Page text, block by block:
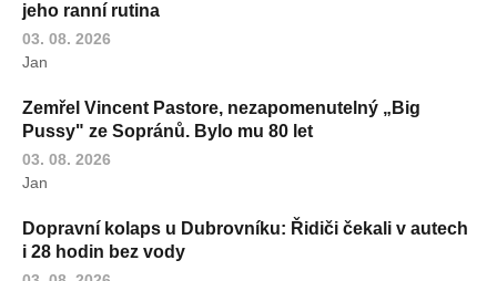
jeho ranní rutina
03. 08. 2026
Jan
Zemřel Vincent Pastore, nezapomenutelný „Big
Pussy" ze Sopránů. Bylo mu 80 let
03. 08. 2026
Jan
Dopravní kolaps u Dubrovníku: Řidiči čekali v autech
i 28 hodin bez vody